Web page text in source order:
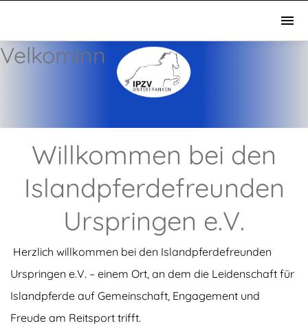
Velkominn
Willkommen bei den
Islandpferdefreunden
Urspringen e.V.
Herzlich willkommen bei den Islandpferdefreunden
Urspringen e.V. – einem Ort, an dem die Leidenschaft für
Islandpferde auf Gemeinschaft, Engagement und
Freude am Reitsport trifft.